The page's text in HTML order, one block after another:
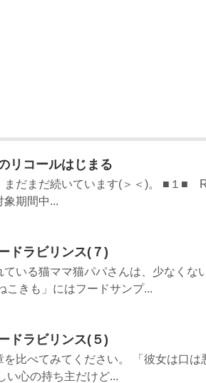
リコールはじまる
まだまだ続いています(＞＜)。 ■１■
期間中...
ドラビリンス(７)
ている猫ママ猫パパさんは、少なくな
こきも」にはフードサンプ...
ドラビリンス(５)
比べてみてください。 「彼女は口
い心の持ち主だけど...